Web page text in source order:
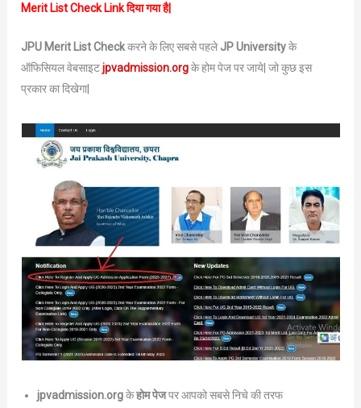
Merit List Check Link दिया गया है|
JPU Merit List Checkकरने के लिए सबसे पहलेJP Universityके
ऑफिसियल वेबसाइटjpvadmission.orgके होम पेज पर जाये| जो कुछ इस
प्रकार का दिखेगा|
jpvadmission.orgकेहोम पेजपर आपको सबसे निचे की तरफ